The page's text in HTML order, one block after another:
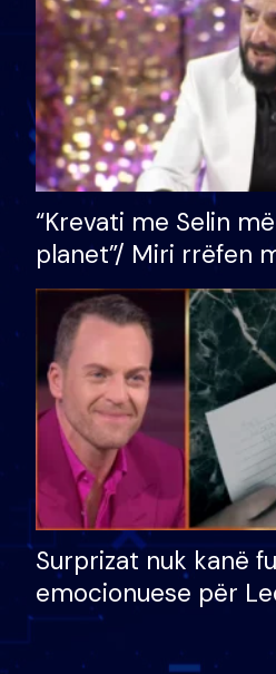
“Krevati me Selin
planet”/ Miri rrëfen
bukura në shtëpinë
mungojë zilja e
Surprizat nuk kanë
emocionuese për
nëna dhe fëmijët e
nuk i mban dot